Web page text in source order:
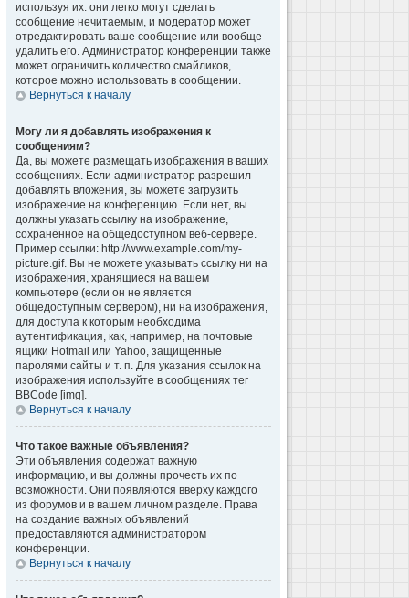
используя их: они легко могут сделать
сообщение нечитаемым, и модератор может
отредактировать ваше сообщение или вообще
удалить его. Администратор конференции также
может ограничить количество смайликов,
которое можно использовать в сообщении.
Вернуться к началу
Могу ли я добавлять изображения к
сообщениям?
Да, вы можете размещать изображения в ваших
сообщениях. Если администратор разрешил
добавлять вложения, вы можете загрузить
изображение на конференцию. Если нет, вы
должны указать ссылку на изображение,
сохранённое на общедоступном веб-сервере.
Пример ссылки: http://www.example.com/my-
picture.gif. Вы не можете указывать ссылку ни на
изображения, хранящиеся на вашем
компьютере (если он не является
общедоступным сервером), ни на изображения,
для доступа к которым необходима
аутентификация, как, например, на почтовые
ящики Hotmail или Yahoo, защищённые
паролями сайты и т. п. Для указания ссылок на
изображения используйте в сообщениях тег
BBCode [img].
Вернуться к началу
Что такое важные объявления?
Эти объявления содержат важную
информацию, и вы должны прочесть их по
возможности. Они появляются вверху каждого
из форумов и в вашем личном разделе. Права
на создание важных объявлений
предоставляются администратором
конференции.
Вернуться к началу